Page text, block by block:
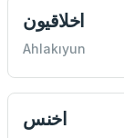
اخلاقيون
Ahlakıyun
اخنس